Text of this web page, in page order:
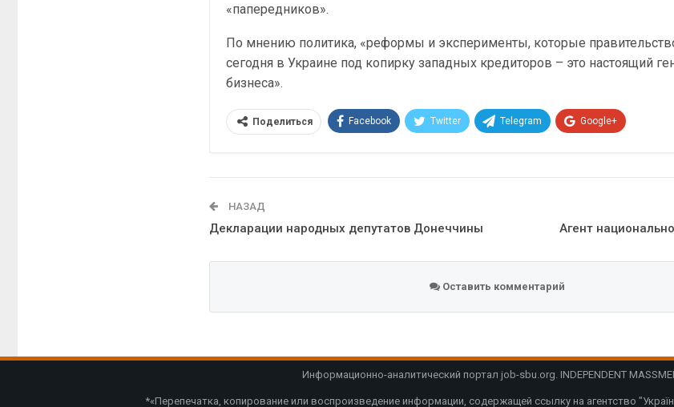
«папередников».
По мнению политика, «реформы и эксперименты, которые
сегодня в Украине под копирку западных кредиторов – это настоящий
бизнеса».
Поделиться Facebook Twitter Telegram Google+
НАЗАД
Декларации народных депутатов Донеччины Агент
Оставить комментарий
Информационно-аналитический портал job-sbu.org. INDEPENDENT
*«Перепечатка, копирование или воспроизведение информации, содержащей ссылку на агентство